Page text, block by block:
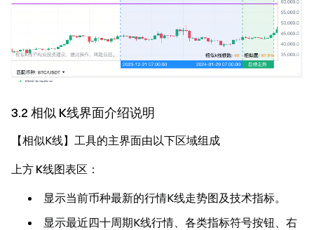
3.2 相似 K线界面介绍说明
【相似K线】工具的主界面由以下区域组成
上方 K线图表区：
显示当前币种最新的行情K线走势图及技术指标。
显示最近四十周期K线行情、各类指标符号按钮、右